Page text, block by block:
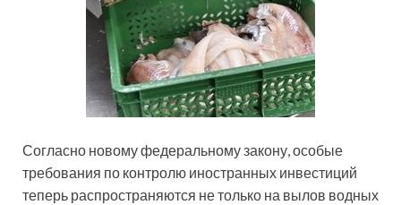
Согласно новому федеральному закону, особые
требования по контролю иностранных инвестиций
теперь распространяются не только на вылов водных